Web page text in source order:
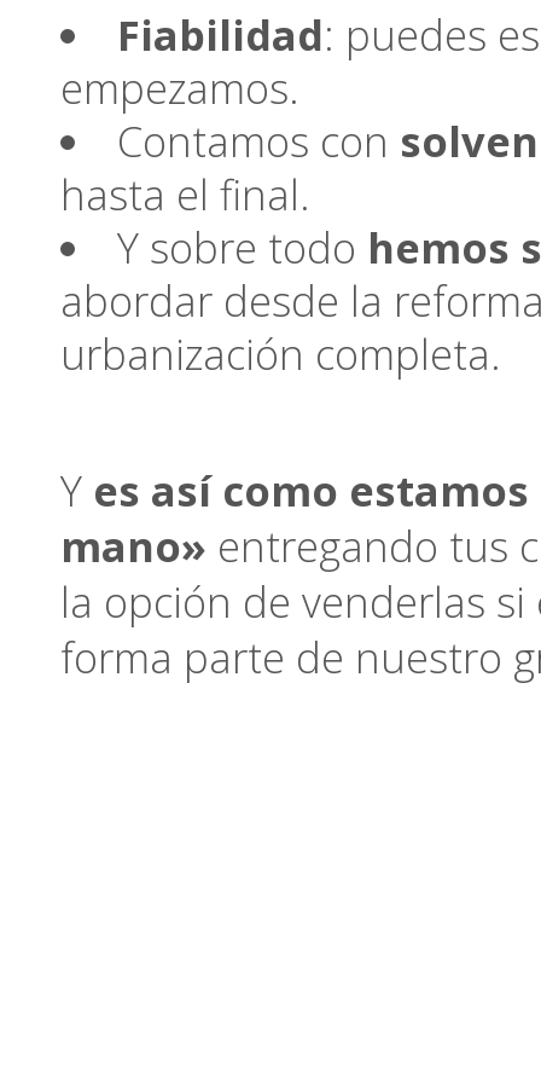
Fiabilidad: puedes
empezamos.
Contamos con
hasta el final.
Y sobre todo hemos
abordar desde la
urbanización completa.
Y es así como
mano» entregando tus
la opción de venderlas
forma parte de nuestro